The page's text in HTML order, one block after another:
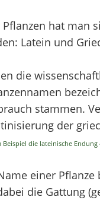
hat man
Latein und
die
stammen.
der
die lateinische Endung
einer
die Gattung